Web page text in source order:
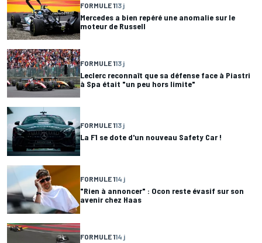
FORMULE 113 j
Mercedes a bien repéré une anomalie sur le
moteur de Russell
FORMULE 113 j
Leclerc reconnaît que sa défense face à Piastri
à Spa était "un peu hors limite"
FORMULE 113 j
La F1 se dote d'un nouveau Safety Car !
FORMULE 114 j
"Rien à annoncer" : Ocon reste évasif sur son
avenir chez Haas
FORMULE 114 j